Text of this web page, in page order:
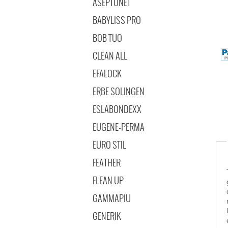
BABYLISS PRO
BOB TUO
CLEAN ALL
EFALOCK
ERBE SOLINGEN
ESLABONDEXX
EUGENE-PERMA
EURO STIL
FEATHER
FLEAN UP
GAMMAPIU
GENERIK
en